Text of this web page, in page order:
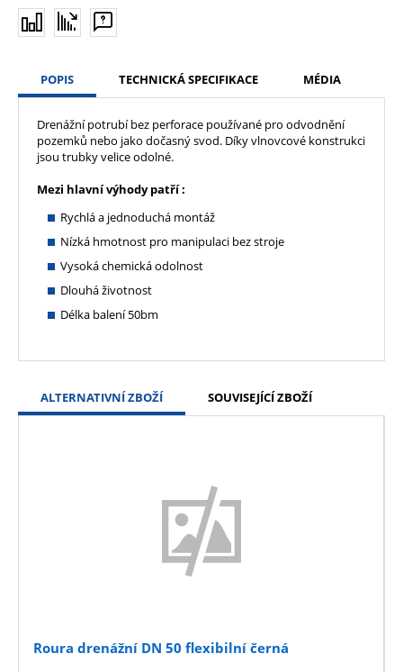
POPIS TECHNICKÁ SPECIFIKACE MÉDIA
Drenážní potrubí bez perforace používané pro odvodnění
pozemků nebo jako dočasný svod. Díky vlnovcové konstrukci
jsou trubky velice odolné.
Mezi hlavní výhody patří :
Rychlá a jednoduchá montáž
Nízká hmotnost pro manipulaci bez stroje
Vysoká chemická odolnost
Dlouhá životnost
Délka balení 50bm
ALTERNATIVNÍ ZBOŽÍ SOUVISEJÍCÍ ZBOŽÍ
Roura drenážní DN 50 flexibilní černá